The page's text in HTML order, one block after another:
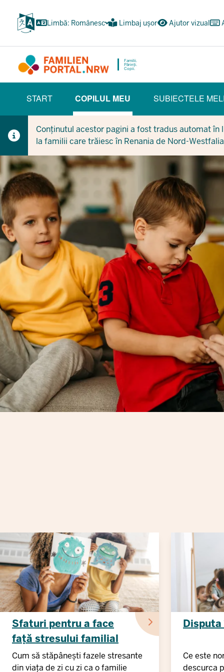
conținutul
Limbă: Românesc Limbaj ușor Ajutor vizual
Familii.
Părinți.
Copii.
(BÜRGERBEREICH)
START
COPILUL MEU
(CURRENT SECTION)
SUBIECTELE
Conținutul acestor pagini a fost tradus automat
la familii care trăiesc în Renania de Nord-
Sfaturi pentru a face
față stresului familial
Cum să stăpânești fazele stresante
din viața de zi cu zi ca o familie
Ce este
descurca